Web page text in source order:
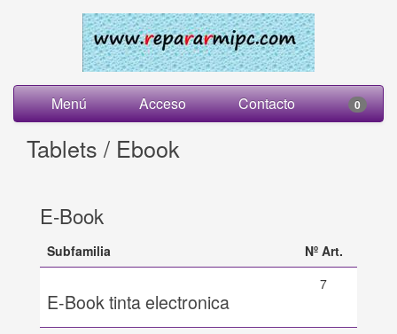
Menú Acceso Contacto 0
Tablets / Ebook
E-Book
Subfamilia Nº Art.
E-Book tinta electronica
7